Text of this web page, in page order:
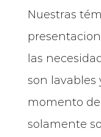
Nuestras
las
son lavables
momento
solamente